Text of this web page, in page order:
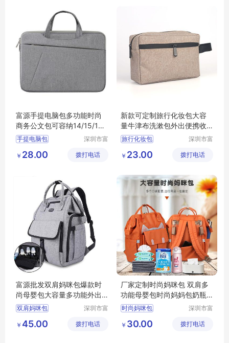
富源手提电脑包多功能时尚
商务公文包可容纳14/15/16
英寸笔记本
手提电脑包
深圳市富
限公司
￥ 28.00 拨打电话
新款可定制旅行化妆包大容
量牛津布洗漱包外出便携收
纳包
旅行化妆包
深圳市富
限公司
￥ 23.00 拨打电话
富源批发双肩妈咪包爆款时
尚母婴包大容量多功能外出
牛津布防水妈咪包
双肩妈咪包
深圳市富
限公司
￥ 45.00 拨打电话
厂家定制时尚妈咪包 双肩多
功能母婴包时尚妈妈包奶瓶
包尿布背包 来图设计卡通风
格
时尚妈咪包
深圳市富
限公司
￥ 30.00 拨打电话